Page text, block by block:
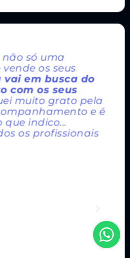
não só uma
os seus
vai em busca do
com os seus
muito grato pela
e é
que indico...
os profissionais